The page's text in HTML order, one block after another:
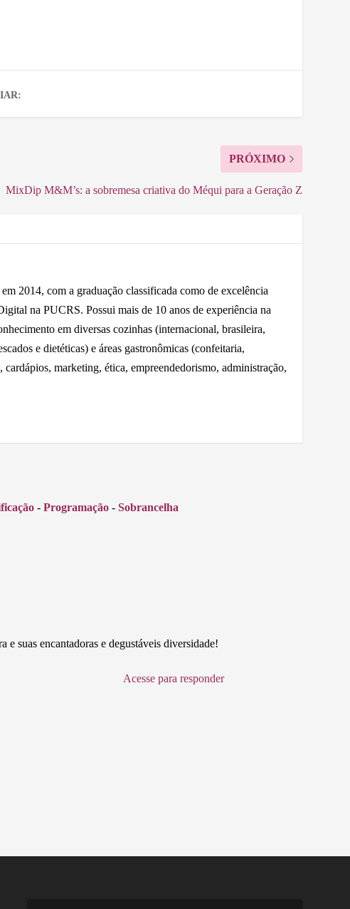
PRÓXIMO
MixDip M&M’s: a sobremesa criativa do Méqui para a Geração Z
2014, com a graduação classificada como de excelência
na PUCRS. Possui mais de 10 anos de experiência na
em diversas cozinhas (internacional, brasileira,
e dietéticas) e áreas gastronômicas (confeitaria,
marketing, ética, empreendedorismo, administração,
- Programação - Sobrancelha
suas encantadoras e degustáveis diversidade!
Acesse para responder